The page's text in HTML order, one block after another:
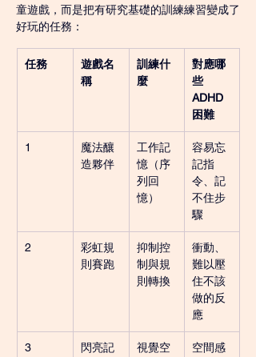
童遊戲，而是把有研究基礎的訓練練習變成了
好玩的任務：
任務
遊戲名
稱
訓練什
麼
對應哪
些
ADHD
困難
1
魔法釀
造夥伴
工作記
憶（序
列回
憶）
容易忘
記指
令、記
不住步
驟
2
彩虹規
則賽跑
抑制控
制與規
則轉換
衝動、
難以壓
住不該
做的反
應
3
閃亮記
視覺空
空間感